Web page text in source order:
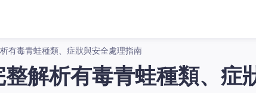
有毒青蛙種類、症狀與安全處理指南
解析有毒青蛙種類、症